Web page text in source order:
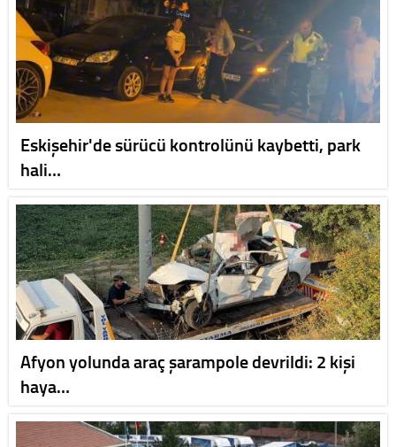
Eskişehir'de sürücü kontrolünü kaybetti, park
hali…
Afyon yolunda araç şarampole devrildi: 2 kişi
haya…